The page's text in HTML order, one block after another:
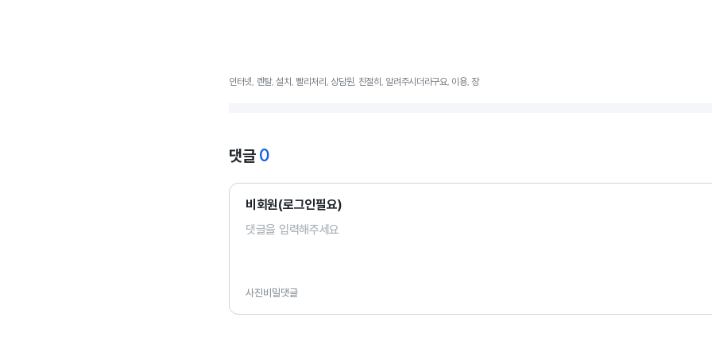
인터넷, 렌탈, 설치, 빨리처리, 상담원, 친절히, 알려주시더라구요, 이용, 장
댓글 0
비회원(로그인필요)
사진비밀댓글